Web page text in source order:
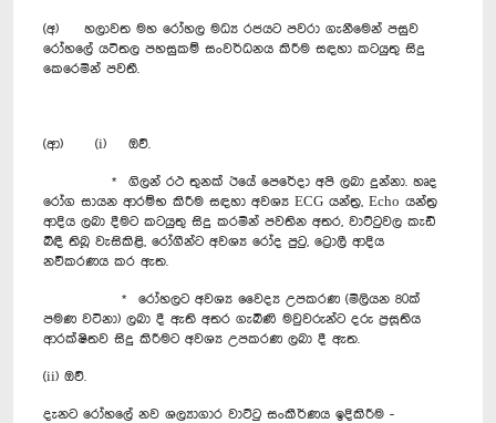
(අ) හලාවත මහ රෝහල මධ්‍ය රජයට පවරා ගැනීමෙන් පසුව
රෝහලේ යටිතල පහසුකම් සංවර්ධනය කිරීම සඳහා කටයුතු සිදු
කෙරෙමින් පවතී.
(ආ) (i) ඔව්.
* ගිලන් රථ තුනක් ඊයේ පෙරේදා අපි ලබා දුන්නා. හෘද
රෝග සායන ආරම්භ කිරීම සඳහා අවශ්‍ය ECG යන්ත්‍ර, Echo යන්ත්‍ර
ආදිය ලබා දීමට කටයුතු සිදු කරමින් පවතින අතර, වාට්ටුවල කැඩී
බිඳී තිබූ වැසිකිළි, රෝගීන්ට අවශ්‍ය රෝද පුටු, ට්‍රොලී ආදිය
නවීකරණය කර ඇත.
* රෝහලට අවශ්‍ය වෛද්‍ය උපකරණ (මිලියන 80ක්
පමණ වටිනා) ලබා දී ඇති අතර ගැබිණි මවුවරුන්ට දරු ප්‍රසූතිය
ආරක්ෂිතව සිදු කිරීමට අවශ්‍ය උපකරණ ලබා දී ඇත.
(ii) ඔව්.
දැනට රෝහලේ නව ශල්‍යාගාර වාට්ටු සංකීර්ණය ඉදිකිරීම -